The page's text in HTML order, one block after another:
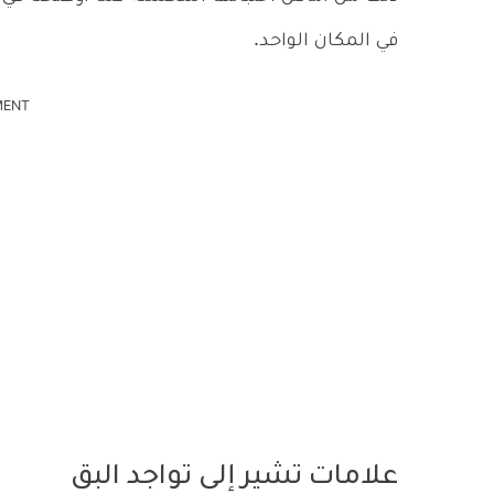
في المكان الواحد.
علامات تشير إلى تواجد البق